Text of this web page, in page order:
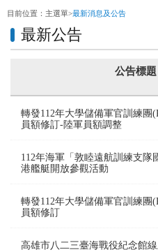
目前位置： 主選單>最新消息及公告
最新公告
公告標題
轉發112年大學儲備軍官訓練團
員額修訂-陸軍員額調整
112年海軍「敦睦遠航訓練支隊
港艦艇開放參觀活動
轉發112年大學儲備軍官訓練團
員額修訂
高雄市八二三臺海戰役紀念館